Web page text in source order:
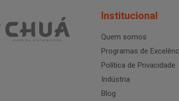
Institucional
Quem somos
Programas de
Política de Privacidade
Indústria
Blog